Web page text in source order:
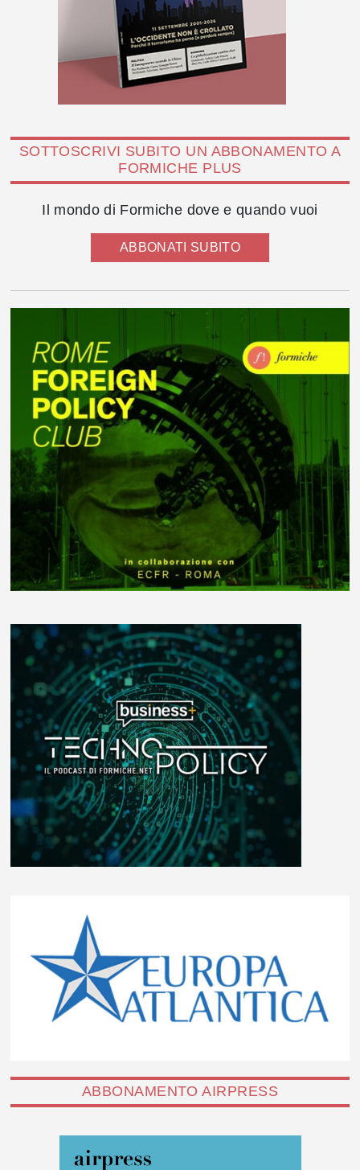
SOTTOSCRIVI SUBITO UN ABBONAMENTO A
FORMICHE PLUS
Il mondo di Formiche dove e quando vuoi
ABBONATI SUBITO
ABBONAMENTO AIRPRESS